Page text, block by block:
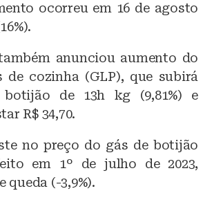
ocorreu em 16 de agosto
anunciou aumento do
de cozinha (GLP), que subirá
de 13h kg (9,81%) e
R$ 34,70.
no preço do gás de botijão
em 1º de julho de 2023,
queda (-3,9%).